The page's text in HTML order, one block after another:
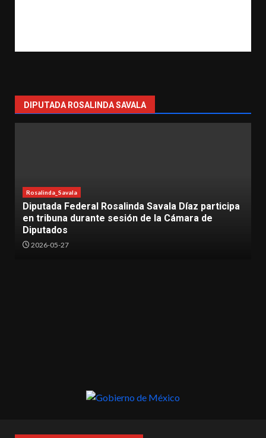
DIPUTADA ROSALINDA SAVALA
Díaz participa
de
Lázaro Cárdenas Rosalinda_Savala
Más de 500 mujeres participan en